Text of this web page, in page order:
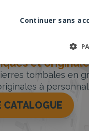
et
tombales en
à
CATALOGUE
Continuer sans